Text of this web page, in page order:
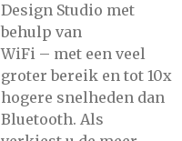
Design Studio met
behulp van
WiFi – met een veel
groter bereik en tot 10x
hogere snelheden dan
Bluetooth. Als